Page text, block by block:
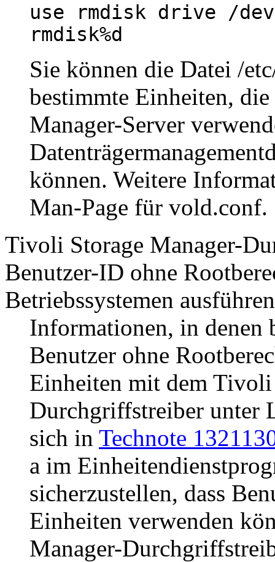
use rmdisk drive /
rmdisk%d
Sie können die Datei /
bestimmte Einheiten,
Manager-Server
können. Weitere
Man-Page für vold.conf.
Tivoli Storage Manager-
Benutzer-ID ohne
Betriebssystemen ausführen
Informationen, in denen
Benutzer ohne
Einheiten mit dem Tivoli
Durchgriffstreiber unter
sich in Technote
a im
sicherzustellen, dass
Einheiten verwenden
Manager-